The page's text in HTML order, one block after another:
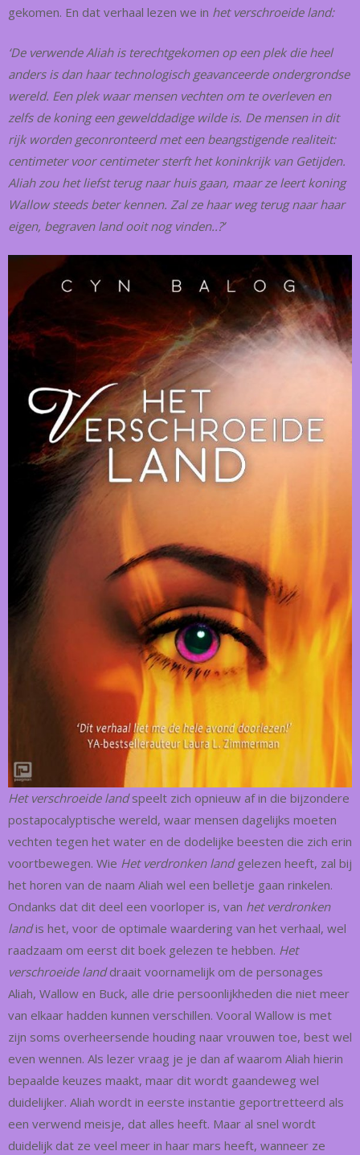
gekomen. En dat verhaal lezen we in het verschroeide land:
‘De verwende Aliah is terechtgekomen op een plek die heel
anders is dan haar technologisch geavanceerde ondergrondse
wereld. Een plek waar mensen vechten om te overleven en
zelfs de koning een gewelddadige wilde is. De mensen in dit
rijk worden geconronteerd met een beangstigende realiteit:
centimeter voor centimeter sterft het koninkrijk van Getijden.
Aliah zou het liefst terug naar huis gaan, maar ze leert koning
Wallow steeds beter kennen. Zal ze haar weg terug naar haar
eigen, begraven land ooit nog vinden..?’
Het verschroeide landspeelt zich opnieuw af in die bijzondere
postapocalyptische wereld, waar mensen dagelijks moeten
vechten tegen het water en de dodelijke beesten die zich erin
voortbewegen. Wie Het verdronken land gelezen heeft, zal bij
het horen van de naam Aliah wel een belletje gaan rinkelen.
Ondanks dat dit deel een voorloper is, van het verdronken
landis het, voor de optimale waardering van het verhaal, wel
raadzaam om eerst dit boek gelezen te hebben. Het
verschroeide landdraait voornamelijk om de personages
Aliah, Wallow en Buck, alle drie persoonlijkheden die niet meer
van elkaar hadden kunnen verschillen. Vooral Wallow is met
zijn soms overheersende houding naar vrouwen toe, best wel
even wennen. Als lezer vraag je je dan af waarom Aliah hierin
bepaalde keuzes maakt, maar dit wordt gaandeweg wel
duidelijker. Aliah wordt in eerste instantie geportretteerd als
een verwend meisje, dat alles heeft. Maar al snel wordt
duidelijk dat ze veel meer in haar mars heeft, wanneer ze